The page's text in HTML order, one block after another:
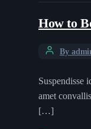
How to
By
Suspendisse
amet
[…]